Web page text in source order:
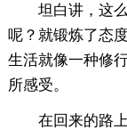
坦白讲，这
呢？就锻炼了态
生活就像一种修
所感受。
在回来的路